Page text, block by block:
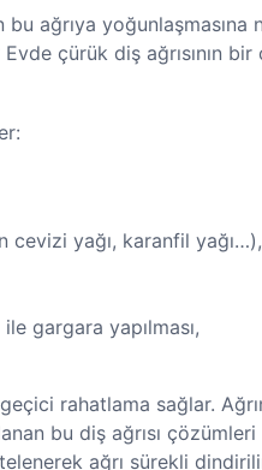
ağrıya
çürük diş ağrısının bir
cevizi yağı, karanfil yağı…),
gargara yapılması,
rahatlama sağlar.
bu diş ağrısı çözümleri
ağrı sürekli